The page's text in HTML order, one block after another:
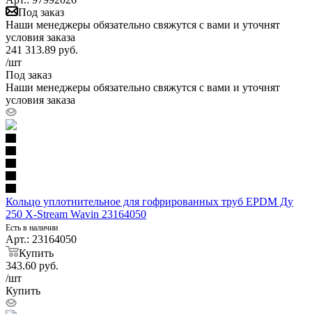
Под заказ
Наши менеджеры обязательно свяжутся с вами и уточнят
условия заказа
241 313.89 руб.
/шт
Под заказ
Наши менеджеры обязательно свяжутся с вами и уточнят
условия заказа
Кольцо уплотнительное для гофрированных труб EPDM Ду
250 X-Stream Wavin 23164050
Есть в наличии
Арт.: 23164050
Купить
343.60 руб.
/шт
Купить